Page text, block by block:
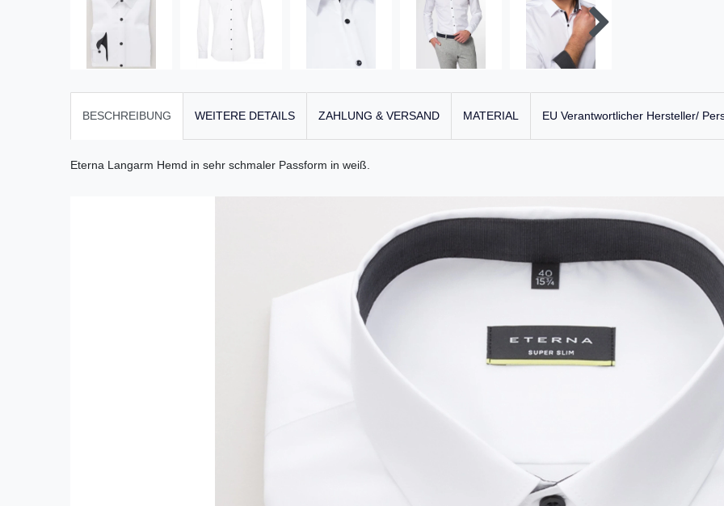
BESCHREIBUNG WEITERE DETAILS ZAHLUNG & VERSAND MATERIAL EU Verantwortlicher Hersteller/
Eterna Langarm Hemd in sehr schmaler Passform in weiß.